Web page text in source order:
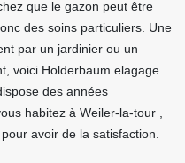
que le gazon peut être
des soins particuliers. Une
par un jardinier ou un
voici Holderbaum elagage
des années
habitez à Weiler-la-tour ,
avoir de la satisfaction.